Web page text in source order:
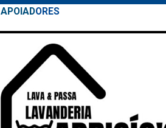
APOIADORES